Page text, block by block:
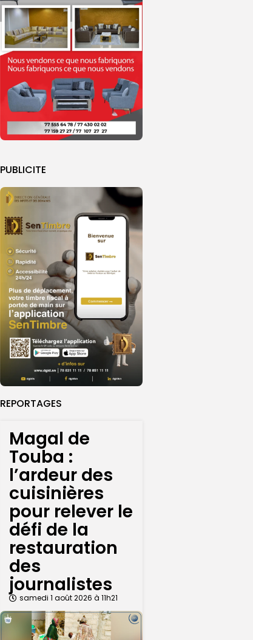
PUBLICITE
REPORTAGES
Magal de
Touba :
l’ardeur des
cuisinières
pour relever le
défi de la
restauration
des
journalistes
samedi 1 août 2026 à 11h21